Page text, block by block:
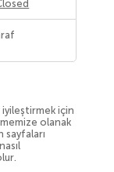
iyileştirmek için
olanak
sayfaları